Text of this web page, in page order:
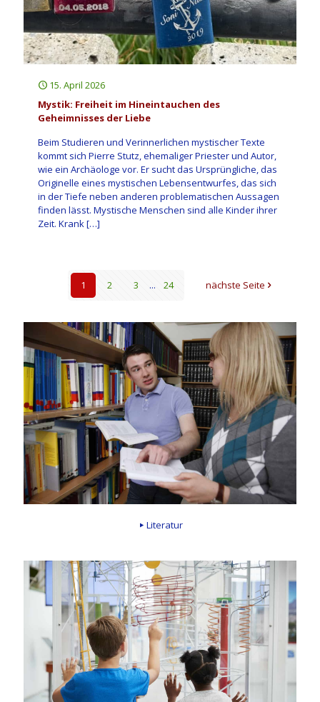
15. April 2026
Mystik: Freiheit im Hineintauchen des
Geheimnisses der Liebe
Beim Studieren und Verinnerlichen mystischer Texte
kommt sich Pierre Stutz, ehemaliger Priester und Autor,
wie ein Archäologe vor. Er sucht das Ursprüngliche, das
Originelle eines mystischen Lebensentwurfes, das sich
in der Tiefe neben anderen problematischen Aussagen
finden lässt. Mystische Menschen sind alle Kinder ihrer
Zeit. Krank[…]
1 2 3 ... 24 nächste Seite
Literatur